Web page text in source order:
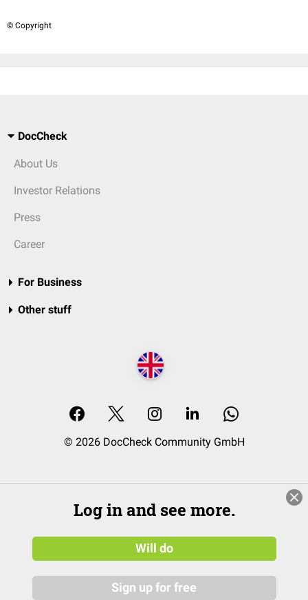
© Copyright
DocCheck
About Us
Investor Relations
Press
Career
For Business
Other stuff
© 2026 DocCheck Community GmbH
Log in and see more.
Will do
Sign up for free